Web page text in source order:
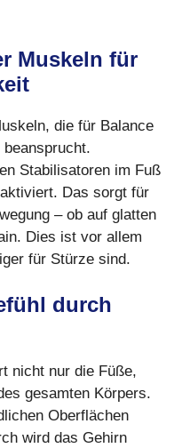
Muskeln für
die für Balance
Stabilisatoren im Fuß
Das sorgt für
– ob auf glatten
Dies ist vor allem
für Stürze sind.
durch
nicht nur die Füße,
gesamten Körpers.
Oberflächen
wird das Gehirn